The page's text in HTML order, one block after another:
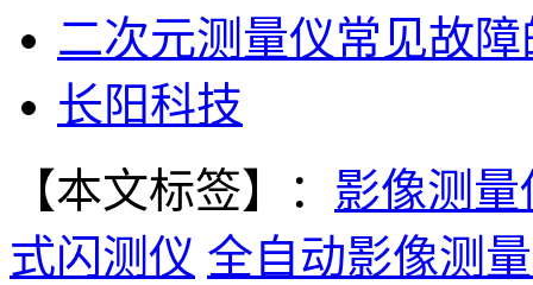
二次元测量仪常见故
长阳科技
【本文标签】： 影像测量
式闪测仪 全自动影像测